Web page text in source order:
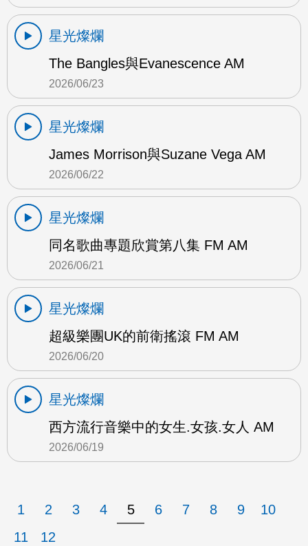
星光燦爛
The Bangles與Evanescence AM
2026/06/23
星光燦爛
James Morrison與Suzane Vega AM
2026/06/22
星光燦爛
同名歌曲專題欣賞第八集 FM AM
2026/06/21
星光燦爛
超級樂團UK的前衛搖滾 FM AM
2026/06/20
星光燦爛
西方流行音樂中的女生.女孩.女人 AM
2026/06/19
1 2 3 4 5 6 7 8 9
10
11
12